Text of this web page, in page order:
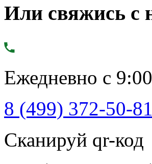
Или свяжись с
Ежедневно с
8 (499) 372-50-81
Сканируй qr-код